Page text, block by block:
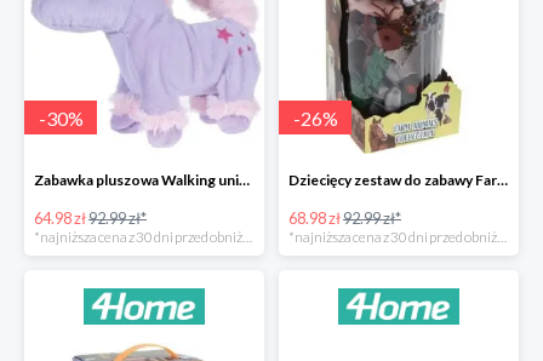
-30%
Zabawka pluszowa Walking unicorn -30%
64.98 zł92.99 zł*
*najniższa cena z 30 dni przed obniżką
-26%
Dziecięcy zestaw do zabawy Farm animals Collection -26%
68.98 zł92.99 zł*
*najniższa cena z 30 dni przed obniżką